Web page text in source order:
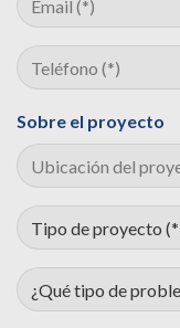
Sobre el proyecto